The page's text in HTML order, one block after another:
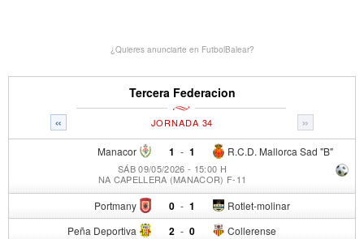
¿Quieres anunciarte en FutbolBalear?
Tercera Federacion
« »
JORNADA 34
Manacor 1 - R.C.D. Mallorca Sad "B"
1
SÁB 09/05/2026 - 15:00 H
NA CAPELLERA (MANACOR) F-11
Portmany 0 - Rotlet-molinar
1
Peña Deportiva 2 - Collerense
0